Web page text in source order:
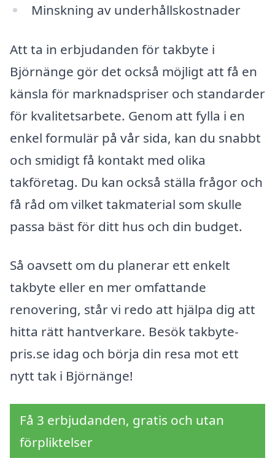
Minskning av underhållskostnader
Att ta in erbjudanden för takbyte i
Björnänge gör det också möjligt att få en
känsla för marknadspriser och standarder
för kvalitetsarbete. Genom att fylla i en
enkel formulär på vår sida, kan du snabbt
och smidigt få kontakt med olika
takföretag. Du kan också ställa frågor och
få råd om vilket takmaterial som skulle
passa bäst för ditt hus och din budget.
Så oavsett om du planerar ett enkelt
takbyte eller en mer omfattande
renovering, står vi redo att hjälpa dig att
hitta rätt hantverkare. Besök takbyte-
pris.se idag och börja din resa mot ett
nytt tak i Björnänge!
Få 3 erbjudanden, gratis och utan
förpliktelser